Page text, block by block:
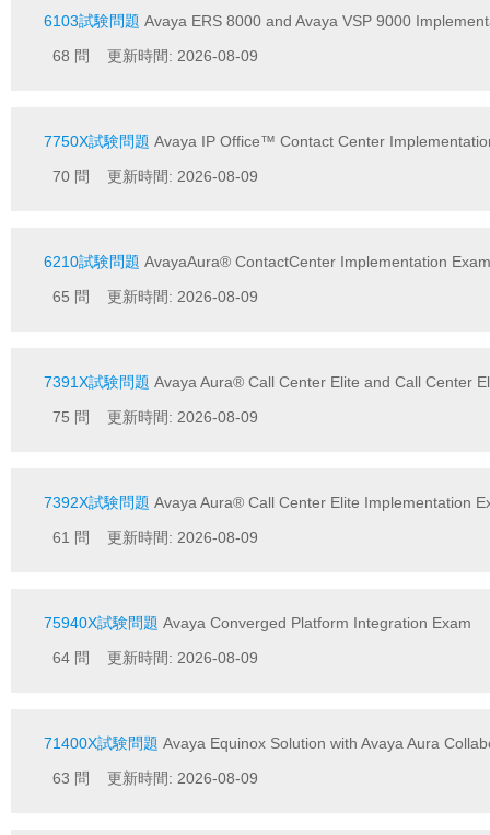
6103試験問題 Avaya ERS 8000 and Avaya VSP 9000
68 問 更新時間: 2026-08-09
7750X試験問題 Avaya IP Office™ Contact Center
70 問 更新時間: 2026-08-09
6210試験問題 AvayaAura® ContactCenter Implementation Exam
65 問 更新時間: 2026-08-09
7391X試験問題 Avaya Aura® Call Center Elite and Call Center
75 問 更新時間: 2026-08-09
7392X試験問題 Avaya Aura® Call Center Elite Implementation
61 問 更新時間: 2026-08-09
75940X試験問題 Avaya Converged Platform Integration Exam
64 問 更新時間: 2026-08-09
71400X試験問題 Avaya Equinox Solution with Avaya Aura
63 問 更新時間: 2026-08-09